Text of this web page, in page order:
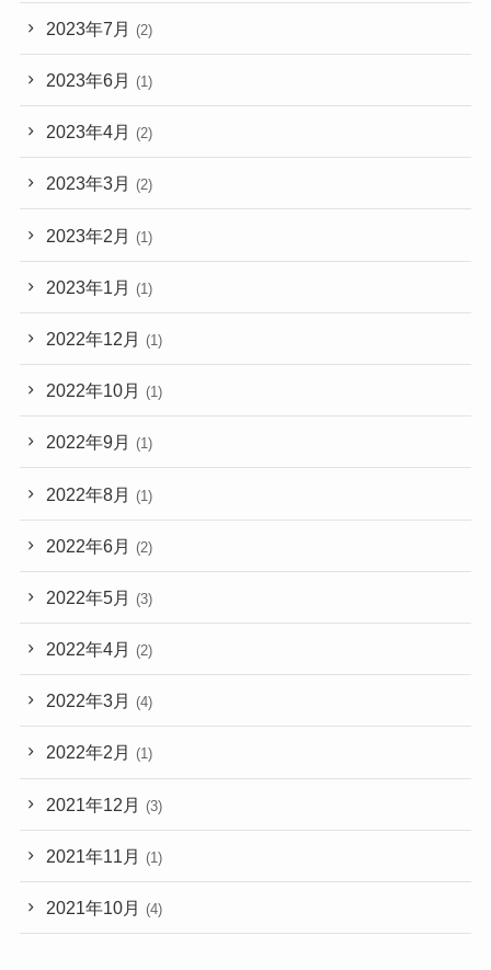
2023年7月 (2)
2023年6月 (1)
2023年4月 (2)
2023年3月 (2)
2023年2月 (1)
2023年1月 (1)
2022年12月 (1)
2022年10月 (1)
2022年9月 (1)
2022年8月 (1)
2022年6月 (2)
2022年5月 (3)
2022年4月 (2)
2022年3月 (4)
2022年2月 (1)
2021年12月 (3)
2021年11月 (1)
2021年10月 (4)